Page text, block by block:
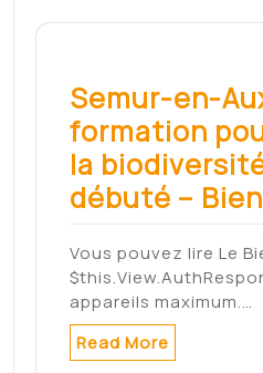
Semur-en-
formation
la
débuté –
Vous pouvez lire Le
appareils maximum.…
Read More